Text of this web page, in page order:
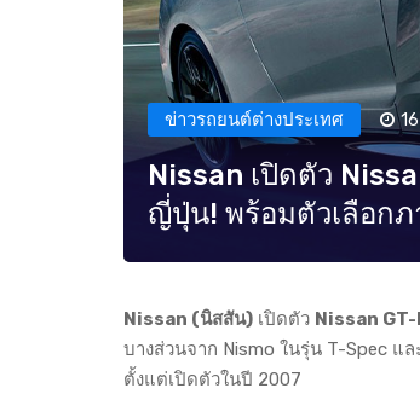
ข่าวรถยนต์ต่างประเทศ
Nissan เปิดตัว
ญี่ปุ่น! พร้อมตัวเลือกภ
Nissan (นิสสัน) เปิดตัว Nissan
บางส่วนจาก Nismo ในรุ่น T-Spec แ
ตั้งแต่เปิดตัวในปี 2007